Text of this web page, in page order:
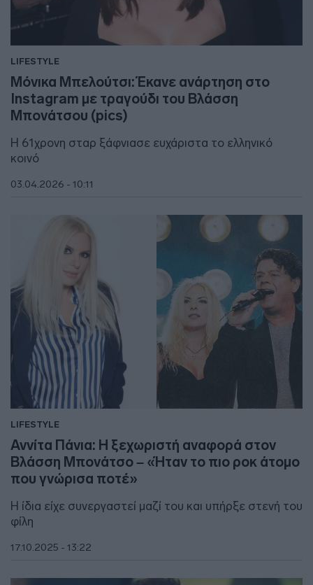
LIFESTYLE
Μόνικα Μπελούτσι: Έκανε ανάρτηση στο
Instagram με τραγούδι του Βλάσση
Μπονάτσου (pics)
Η 61χρονη σταρ ξάφνιασε ευχάριστα το ελληνικό
κοινό
03.04.2026 - 10:11
LIFESTYLE
Αννίτα Πάνια: Η ξεχωριστή αναφορά στον
Βλάσση Μπονάτσο – «Ήταν το πιο ροκ άτομο
που γνώρισα ποτέ»
Η ίδια είχε συνεργαστεί μαζί του και υπήρξε στενή του
φίλη
17.10.2025 - 13:22